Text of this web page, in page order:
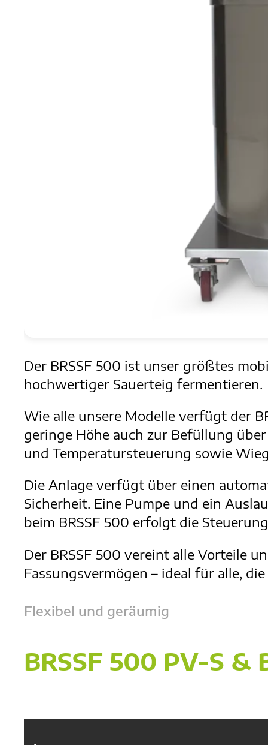
Der BRSSF 500 ist unser größtes
hochwertiger Sauerteig fermentieren.
Wie alle unsere Modelle verfügt der
geringe Höhe auch zur Befüllung
und Temperatursteuerung sowie
Die Anlage verfügt über einen
Sicherheit. Eine Pumpe und ein
beim BRSSF 500 erfolgt die
Der BRSSF 500 vereint alle Vorteile
Fassungsvermögen – ideal für alle,
Flexibel und geräumig
BRSSF 500 PV-S &